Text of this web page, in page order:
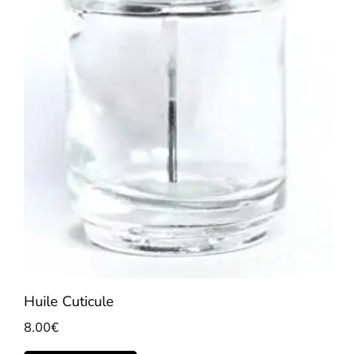
Huile Cuticule
8.00€